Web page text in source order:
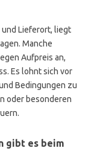
und Lieferort, liegt
Manche
Aufpreis an,
Es lohnt sich vor
Bedingungen zu
oder besonderen
gibt es beim